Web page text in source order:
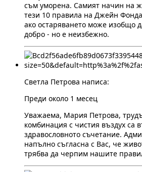
съм уморена. Самият начин на
тези 10 правила на Джейн
ако остаряването може изобщо
добро - но е неизбежно.
Светла Петрова написа:
Преди около 1 месец
Уважаема, Мария Петрова,
комбинация с чистия въздух са
здравословното съчетание.
напълно съгласна с Вас, че
трябва да черпим нашите